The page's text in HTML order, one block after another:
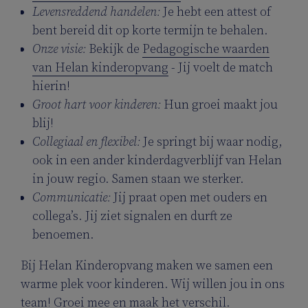
Levensreddend handelen: Je hebt een attest of
bent bereid dit op korte termijn te behalen.
Onze visie: Bekijk de Pedagogische waarden
van Helan kinderopvang - Jij voelt de match
hierin!
Groot hart voor kinderen: Hun groei maakt jou
blij!
Collegiaal en flexibel: Je springt bij waar nodig,
ook in een ander kinderdagverblijf van Helan
in jouw regio. Samen staan we sterker.
Communicatie: Jij praat open met ouders en
collega’s. Jij ziet signalen en durft ze
benoemen.
Bij Helan Kinderopvang maken we samen een
warme plek voor kinderen. Wij willen jou in ons
team! Groei mee en maak het verschil.